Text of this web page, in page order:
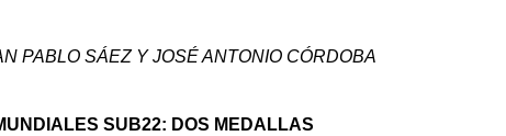
PABLO SÁEZ Y JOSÉ ANTONIO CÓRDOBA
SUB22: DOS MEDALLAS